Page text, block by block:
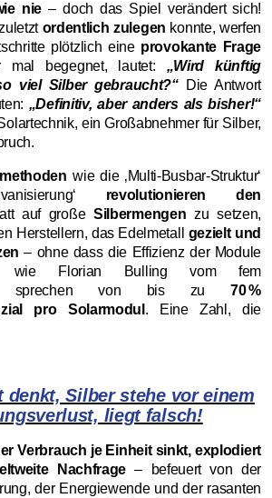
nie – doch das Spiel verändert sich!
ordentlich zulegen konnte, werfen
plötzlich eine provokante Frage
begegnet, lautet: „Wird künftig
viel Silber gebraucht?“Die Antwort
„Definitiv, aber anders als bisher!“
ein Großabnehmer für Silber,
wie die ‚Multi-Busbar-Struktur‘
revolutionieren den
auf große Silbermengen zu setzen,
Herstellern, das Edelmetall gezielt und
– ohne dass die Effizienz der Module
wie Florian Bulling vom fem
sprechen von bis zu70 %
pro Solarmodul . Eine Zahl, die
denkt, Silber stehe vor einem
liegt falsch!
Verbrauch je Einheit sinkt, explodiert
Nachfrage – befeuert von der
der Energiewende und der rasanten